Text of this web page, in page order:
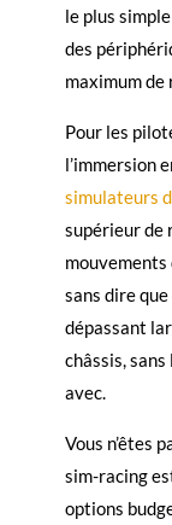
le plus
des
maximum de
Pour les
l’immersion
simulateurs
supérieur de
mouvements
sans dire
dépassant
châssis,
avec.
Vous n’êtes
sim-racing
options